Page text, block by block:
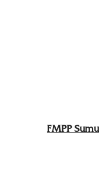
FMPP